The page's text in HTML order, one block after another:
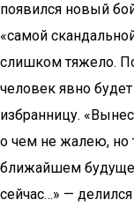
появился новый
«самой
слишком тяжело.
человек явно
избранницу.
о чем не жалею, но
ближайшем
сейчас…» —